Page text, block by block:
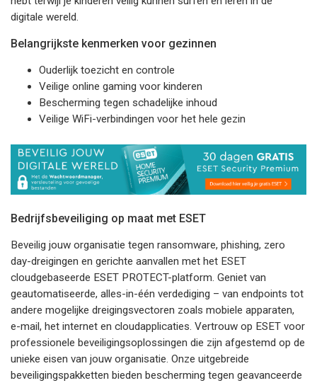
digitale wereld.
Belangrijkste kenmerken voor gezinnen
Ouderlijk toezicht en controle
Veilige online gaming voor kinderen
Bescherming tegen schadelijke inhoud
Veilige WiFi-verbindingen voor het hele gezin
Bedrijfsbeveiliging op maat met ESET
Beveilig jouw organisatie tegen ransomware, phishing, zero
day-dreigingen en gerichte aanvallen met het ESET
cloudgebaseerde ESET PROTECT-platform. Geniet van
geautomatiseerde, alles-in-één verdediging – van endpoints tot
andere mogelijke dreigingsvectoren zoals mobiele apparaten,
e-mail, het internet en cloudapplicaties. Vertrouw op ESET voor
professionele beveiligingsoplossingen die zijn afgestemd op de
unieke eisen van jouw organisatie. Onze uitgebreide
beveiligingspakketten bieden bescherming tegen geavanceerde